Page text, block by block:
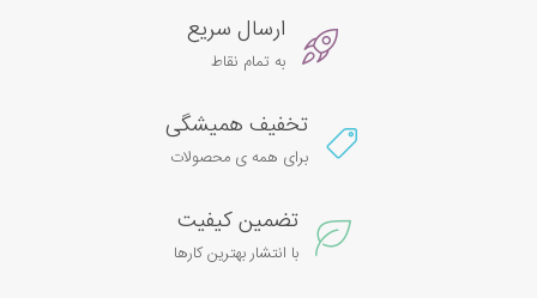
ارسال سریع
به تمام نقاط
تخفیف همیشگی
برای همه ی محصولات
تضمین کیفیت
با انتشار بهترین کارها